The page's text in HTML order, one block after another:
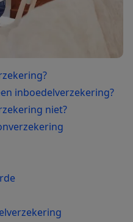
inboedelverzekering?
niet?